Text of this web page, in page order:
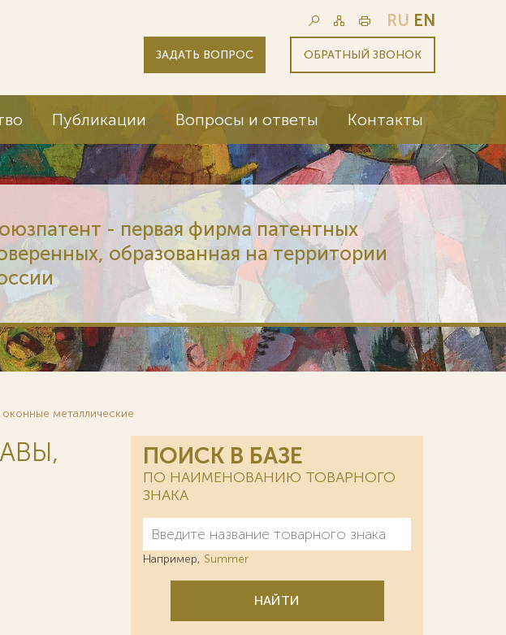
RU EN
ЗАДАТЬ ВОПРОС ОБРАТНЫЙ ЗВОНОК
Публикации Вопросы и ответы Контакты
- первая фирма патентных
образованная на территории
металлические
ПОИСК В БАЗЕ
ПО НАИМЕНОВАНИЮ ТОВАРНОГО
ЗНАКА
Например, Summer
НАЙТИ